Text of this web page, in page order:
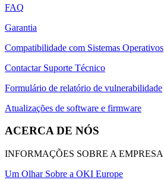
FAQ
Garantia
Compatibilidade com Sistemas Operativos
Contactar Suporte Técnico
Formulário de relatório de vulnerabilidade
Atualizações de software e firmware
ACERCA DE NÓS
INFORMAÇÕES SOBRE A EMPRESA
Um Olhar Sobre a OKI Europe